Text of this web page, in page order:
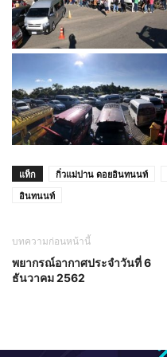
แท็ก กิ่วแม่ปาน ดอยอินทนนท์
อินทนนท์
บทความก่อนหน้านี้
พยากรณ์อากาศประจำวันที่ 6
ธันวาคม 2562